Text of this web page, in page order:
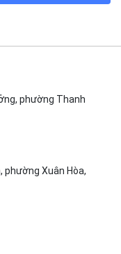
Điều khoản sử dụng